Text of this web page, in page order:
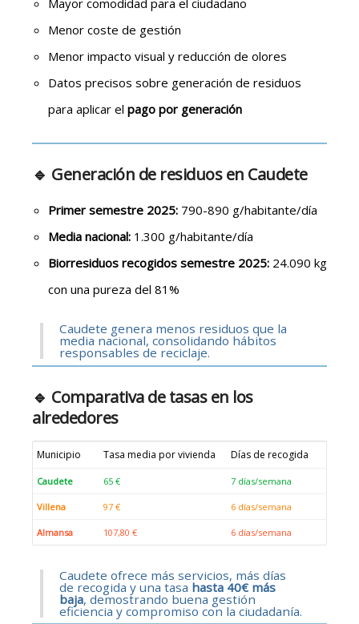
Mayor comodidad para el ciudadano
Menor coste de gestión
Menor impacto visual y reducción de olores
Datos precisos sobre generación de residuos
para aplicar el pago por generación
🔹 Generación de residuos en Caudete
Primer semestre 2025: 790-890 g/habitante/día
Media nacional: 1.300 g/habitante/día
Biorresiduos recogidos semestre 2025: 24.090 kg
con una pureza del 81%
Caudete genera menos residuos que la
media nacional, consolidando hábitos
responsables de reciclaje.
🔹 Comparativa de tasas en los
alrededores
Municipio Tasa media por vivienda Días de recogida
Caudete 65 € 7 días/semana
Villena 97 € 6 días/semana
Almansa 107,80 € 6 días/semana
Caudete ofrece más servicios, más días
de recogida y una tasa hasta 40€más
baja, demostrando buena gestión
eficiencia y compromiso con la ciudadanía.